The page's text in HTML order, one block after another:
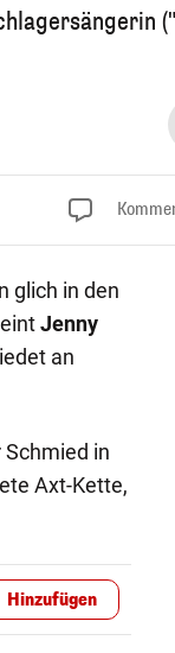
glich in den
Jenny
an
in
Axt-Kette,
Hinzufügen